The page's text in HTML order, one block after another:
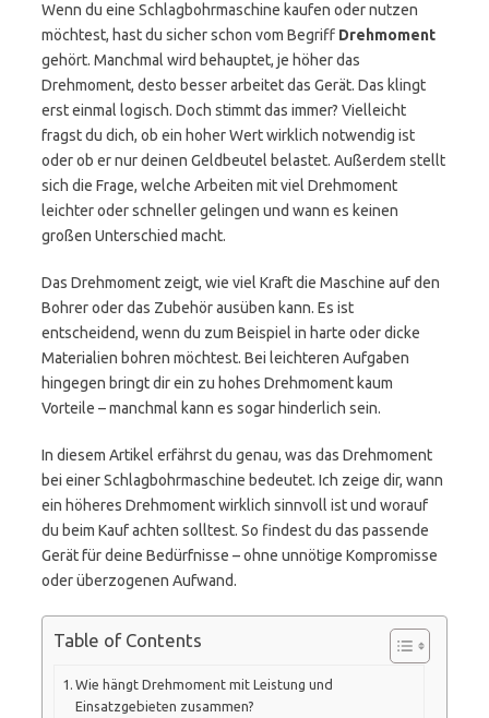
Wenn du eine Schlagbohrmaschine kaufen oder nutzen
möchtest, hast du sicher schon vom Begriff Drehmoment
gehört. Manchmal wird behauptet, je höher das
Drehmoment, desto besser arbeitet das Gerät. Das klingt
erst einmal logisch. Doch stimmt das immer? Vielleicht
fragst du dich, ob ein hoher Wert wirklich notwendig ist
oder ob er nur deinen Geldbeutel belastet. Außerdem stellt
sich die Frage, welche Arbeiten mit viel Drehmoment
leichter oder schneller gelingen und wann es keinen
großen Unterschied macht.
Das Drehmoment zeigt, wie viel Kraft die Maschine auf den
Bohrer oder das Zubehör ausüben kann. Es ist
entscheidend, wenn du zum Beispiel in harte oder dicke
Materialien bohren möchtest. Bei leichteren Aufgaben
hingegen bringt dir ein zu hohes Drehmoment kaum
Vorteile – manchmal kann es sogar hinderlich sein.
In diesem Artikel erfährst du genau, was das Drehmoment
bei einer Schlagbohrmaschine bedeutet. Ich zeige dir, wann
ein höheres Drehmoment wirklich sinnvoll ist und worauf
du beim Kauf achten solltest. So findest du das passende
Gerät für deine Bedürfnisse – ohne unnötige Kompromisse
oder überzogenen Aufwand.
Table of Contents
Wie hängt Drehmoment mit Leistung und
Einsatzgebieten zusammen?